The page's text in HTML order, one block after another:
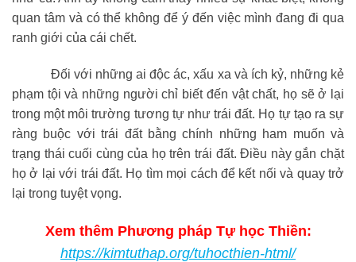
quan tâm và có thể không để ý đến việc mình đang đi qua
ranh giới của cái chết.
Đối với những ai độc ác, xấu xa và ích kỷ, những kẻ
phạm tội và những người chỉ biết đến vật chất, họ sẽ ở lại
trong một môi trường tương tự như trái đất. Họ tự tạo ra sự
ràng buộc với trái đất bằng chính những ham muốn và
trạng thái cuối cùng của họ trên trái đất. Điều này gắn chặt
họ ở lại với trái đất. Họ tìm mọi cách để kết nối và quay trở
lại trong tuyệt vọng.
Xem thêm Phương pháp Tự học Thiền:
https://kimtuthap.org/tuhocthien-html/